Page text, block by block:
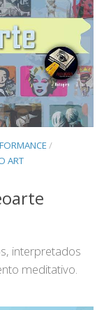
/
ART
interpretados
meditativo.